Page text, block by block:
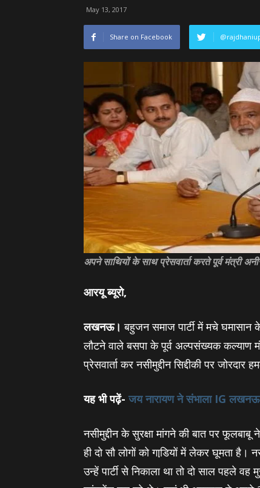
May 13, 2017
Share on Facebook
अपने साथियों के साथ प्रेसवार्ता करते पूर्व मंत्री
आरयू ब्‍यूरो,
लखनऊ। बहुजन समाज पार्टी में मचे घमासान के
लौटने वाले बसपा के पूर्व अल्‍पसंख्‍यक
प्रेसवार्ता कर नसीमुद्दीन सिद्दीकी पर
यह भी पढ़ें- जय नारायण ने संभाला IG
नसीमुद्दीन के सुरक्षा मांगने की बात पर
ही दो सौ लोगों को गाडि़यों में लेकर घूमता है।
उन्‍हें पार्टी से निकाला था तो दो साल पहले वह